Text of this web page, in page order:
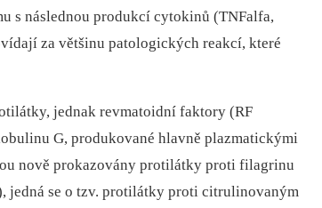
s následnou produkcí cytokinů (TNFalfa,
za většinu patologických reakcí, které
jednak revmatoidní faktory (RF
G, produkované hlavně plazmatickými
nově prokazovány protilátky proti filagrinu
jedná se o tzv. protilátky proti citrulinovaným